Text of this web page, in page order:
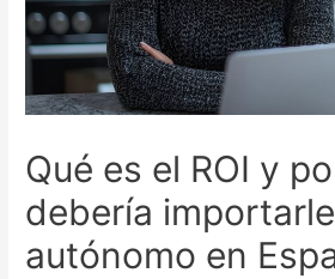
Qué es el ROI y
debería
autónomo en